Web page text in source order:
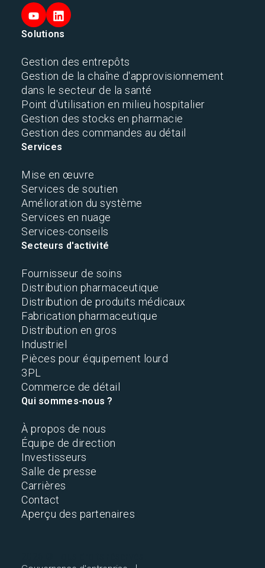
Solutions
Gestion des entrepôts
Gestion de la chaîne d'approvisionnement
dans le secteur de la santé
Point d'utilisation en milieu hospitalier
Gestion des stocks en pharmacie
Gestion des commandes au détail
Services
Mise en œuvre
Services de soutien
Amélioration du système
Services en nuage
Services-conseils
Secteurs d'activité
Fournisseur de soins
Distribution pharmaceutique
Distribution de produits médicaux
Fabrication pharmaceutique
Distribution en gros
Industriel
Pièces pour équipement lourd
3PL
Commerce de détail
Qui sommes-nous ?
À propos de nous
Équipe de direction
Investisseurs
Salle de presse
Carrières
Contact
Aperçu des partenaires